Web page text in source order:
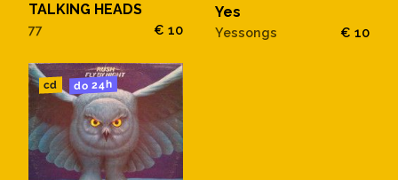
TALKING HEADS
77 € 10
Yes
Yessongs € 10
cd do 24h